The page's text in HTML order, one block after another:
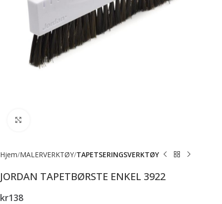
Hjem MALERVERKTØY TAPETSERINGSVERKTØY
JORDAN TAPETBØRSTE ENKEL 3922
kr138